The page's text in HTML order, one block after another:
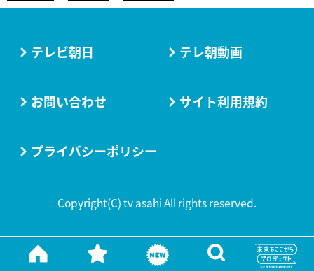
テレビ朝日 テレ朝動画
お問い合わせ サイト利用規約
プライバシーポリシー
Copyright(C) tv asahi All rights reserved.